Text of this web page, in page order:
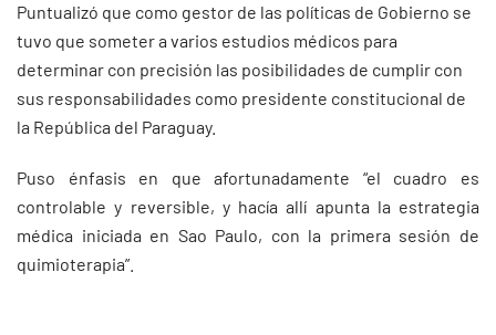
Puntualizó que como gestor de las políticas de Gobierno se
tuvo que someter a varios estudios médicos para
determinar con precisión las posibilidades de cumplir con
sus responsabilidades como presidente constitucional de
la República del Paraguay.
Puso énfasis en que afortunadamente “el cuadro es
controlable y reversible, y hacía allí apunta la estrategia
médica iniciada en Sao Paulo, con la primera sesión de
quimioterapia”.